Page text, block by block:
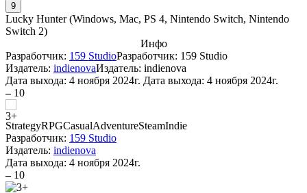
9
Lucky Hunter (Windows, Mac, PS 4, Nintendo Switch, Nintendo
Switch 2)
Инфо
Разработчик: 159 StudioРазработчик: 159 Studio
Издатель: indienovaИздатель: indienova
Дата выхода: 4 ноября 2024г. Дата выхода: 4 ноября 2024г.
– 10
StrategyRPGCasualAdventureSteamIndie
Разработчик: 159 Studio
Издатель: indienova
Дата выхода: 4 ноября 2024г.
– 10